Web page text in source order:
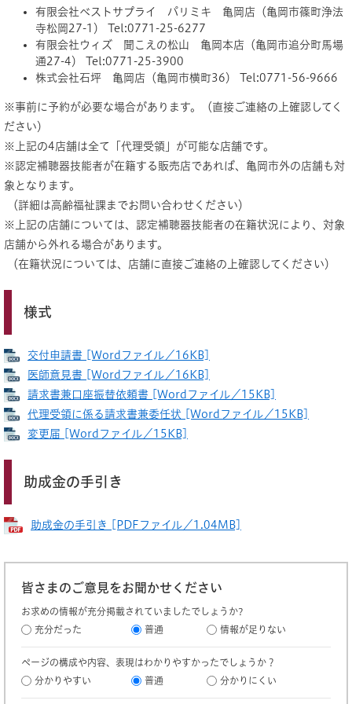
有限会社ベストサプライ パリミキ 亀岡店（亀岡市篠町浄法
寺松岡27-1） Tel:0771-25-6277
有限会社ウィズ 聞こえの松山 亀岡本店（亀岡市追分町馬場
通27-4） Tel:0771-25-3900
株式会社石坪 亀岡店（亀岡市横町36） Tel:0771-56-9666
※事前に予約が必要な場合があります。（直接ご連絡の上確認してく
ださい）
※上記の4店舗は全て「代理受領」が可能な店舗です。
※認定補聴器技能者が在籍する販売店であれば、亀岡市外の店舗も対
象となります。
（詳細は高齢福祉課までお問い合わせください）
※上記の店舗については、認定補聴器技能者の在籍状況により、対象
店舗から外れる場合があります。
（在籍状況については、店舗に直接ご連絡の上確認してください）
様式
交付申請書 [Wordファイル／16KB]
医師意見書 [Wordファイル／16KB]
請求書兼口座振替依頼書 [Wordファイル／15KB]
代理受領に係る請求書兼委任状 [Wordファイル／15KB]
変更届 [Wordファイル／15KB]
助成金の手引き
助成金の手引き [PDFファイル／1.04MB]
皆さまのご意見をお聞かせください
お求めの情報が充分掲載されていましたでしょうか?
充分だった
普通 情報が足りない
ページの構成や内容、表現はわかりやすかったでしょうか？
分かりやすい
普通 分かりにくい